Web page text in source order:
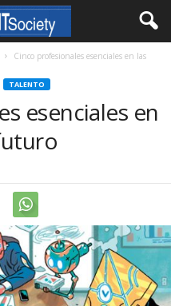
Cinco profesionales esenciales en las
TALENTO
esenciales en